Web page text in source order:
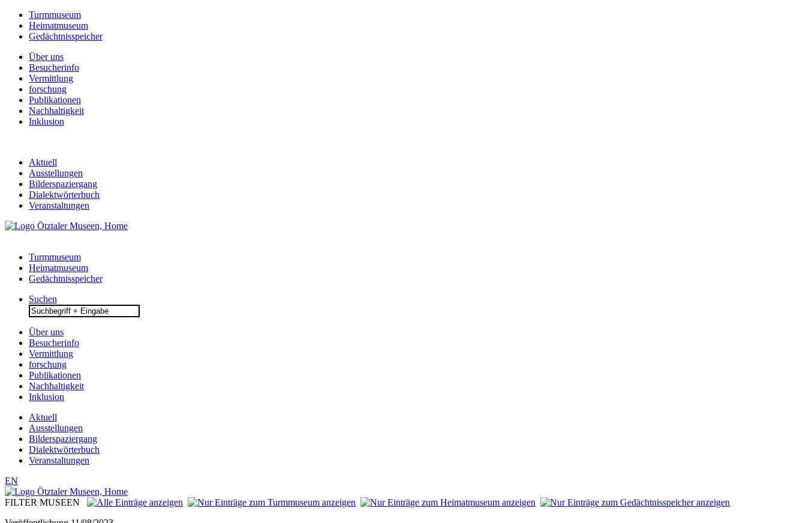
Turmmuseum
Heimatmuseum
Gedächtnisspeicher
Über uns
Besucherinfo
Vermittlung
forschung
Publikationen
Nachhaltigkeit
Inklusion
Aktuell
Ausstellungen
Bilderspaziergang
Dialektwörterbuch
Veranstaltungen
Turmmuseum
Heimatmuseum
Gedächtnisspeicher
Suchen
Search
for:
Über uns
Besucherinfo
Vermittlung
forschung
Publikationen
Nachhaltigkeit
Inklusion
Aktuell
Ausstellungen
Bilderspaziergang
Dialektwörterbuch
Veranstaltungen
EN
FILTER MUSEEN